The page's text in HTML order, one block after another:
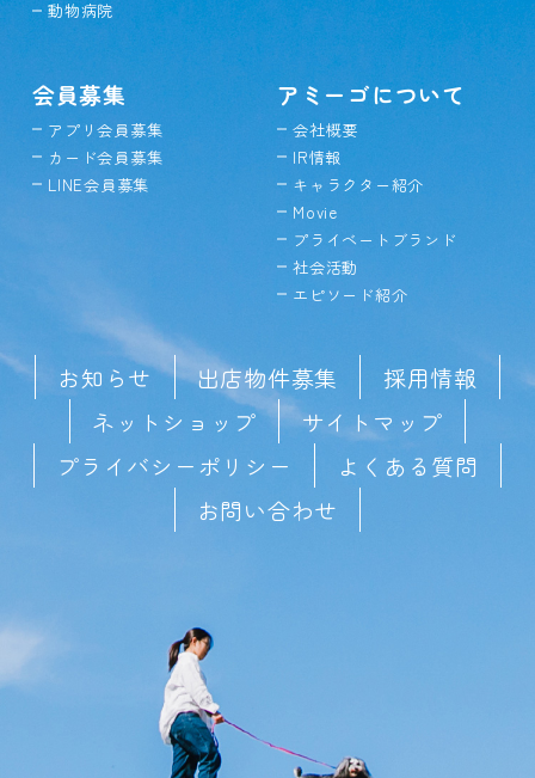
動物病院
会員募集
アプリ会員募集
カード会員募集
LINE会員募集
アミーゴについて
会社概要
IR情報
キャラクター紹介
Movie
プライベートブランド
社会活動
エピソード紹介
お知らせ 出店物件募集
採用情報
ネットショップ
サイトマップ
プライバシーポリシー
よくある質問
お問い合わせ